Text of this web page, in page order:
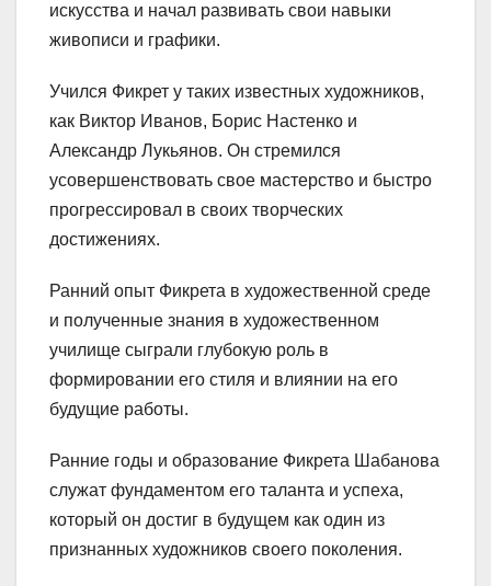
искусства и начал развивать свои навыки
живописи и графики.
Учился Фикрет у таких известных художников,
как Виктор Иванов, Борис Настенко и
Александр Лукьянов. Он стремился
усовершенствовать свое мастерство и быстро
прогрессировал в своих творческих
достижениях.
Ранний опыт Фикрета в художественной среде
и полученные знания в художественном
училище сыграли глубокую роль в
формировании его стиля и влиянии на его
будущие работы.
Ранние годы и образование Фикрета Шабанова
служат фундаментом его таланта и успеха,
который он достиг в будущем как один из
признанных художников своего поколения.